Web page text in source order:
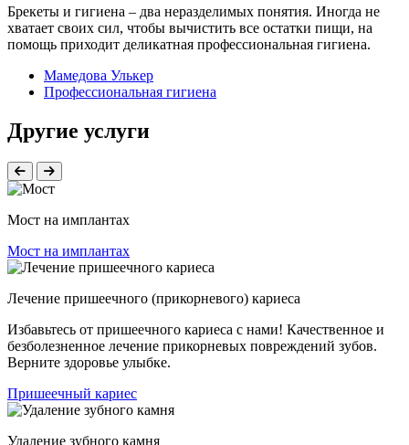
Брекеты и гигиена – два неразделимых понятия. Иногда не
хватает своих сил, чтобы вычистить все остатки пищи, на
помощь приходит деликатная профессиональная гигиена.
Мамедова Улькер
Профессиональная гигиена
Другие услуги
Мост на имплантах
Мост на имплантах
Лечение пришеечного (прикорневого) кариеса
Избавьтесь от пришеечного кариеса с нами! Качественное и
безболезненное лечение прикорневых повреждений зубов.
Верните здоровье улыбке.
Пришеечный кариес
Удаление зубного камня